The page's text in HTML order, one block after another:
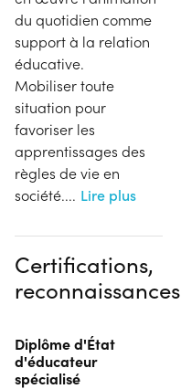
du quotidien comme
support à la relation
éducative.
Mobiliser toute
situation pour
favoriser les
apprentissages des
règles de vie en
société.... Lire plus
Certifications,
reconnaissances
Diplôme d'État
d'éducateur
spécialisé